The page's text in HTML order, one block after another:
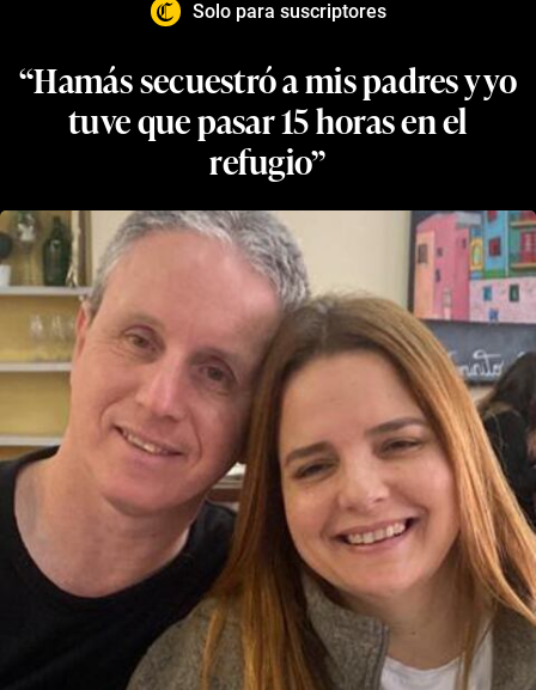
Solo para suscriptores
“Hamás secuestró a mis padres y yo
tuve que pasar 15 horas en el
refugio”